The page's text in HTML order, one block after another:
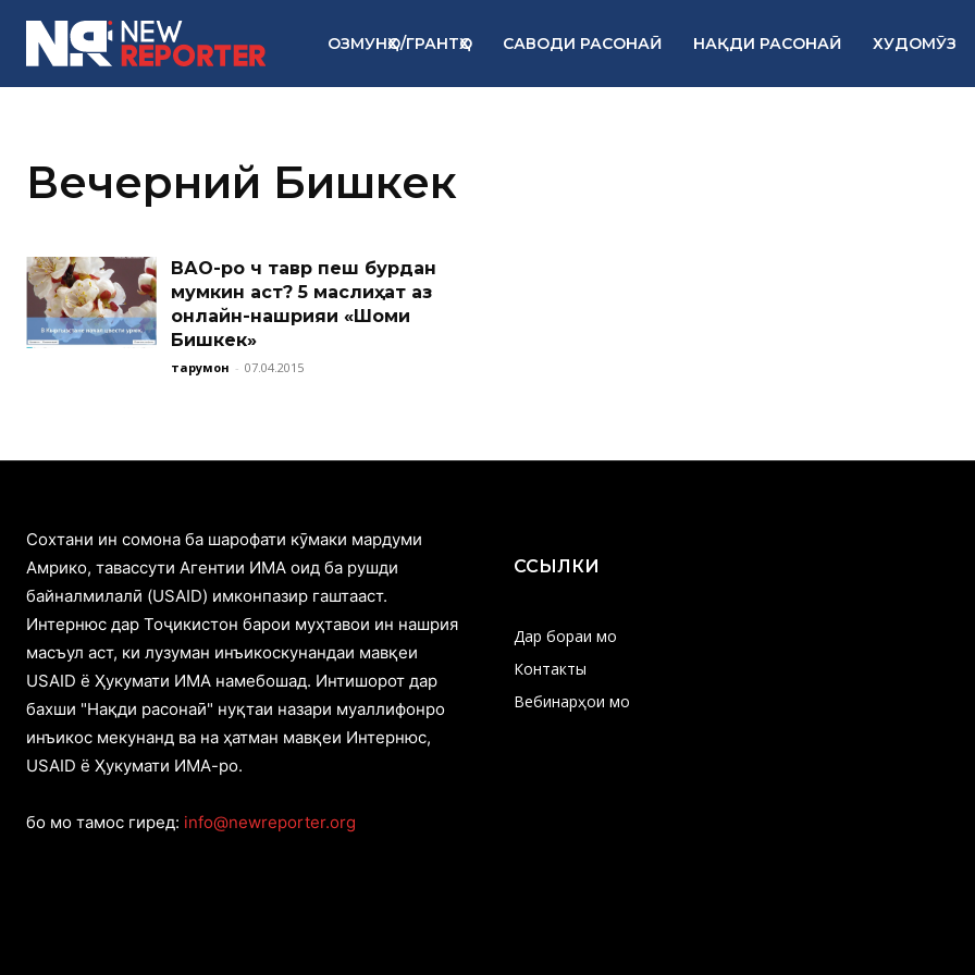
ОЗМУНҲО/ГРАНТҲО САВОДИ РАСОНАӢ НАҚДИ РАСОНАӢ ХУДОМӮЗ
Вечерний Бишкек
ВАО-ро чӣ тавр пеш бурдан
мумкин аст? 5 маслиҳат аз
онлайн-нашрияи «Шоми
Бишкек»
тарҷумон - 07.04.2015
Cохтани ин сомона ба шарофати кӯмаки мардуми
Амрико, тавассути Агентии ИМА оид ба рушди
байналмилалӣ (USAID) имконпазир гаштааст.
Интернюс дар Тоҷикистон барои муҳтавои ин нашрия
масъул аст, ки лузуман инъикоскунандаи мавқеи
USAID ё Ҳукумати ИМА намебошад. Интишорот дар
бахши "Нақди расонаӣ" нуқтаи назари муаллифонро
инъикос мекунанд ва на ҳатман мавқеи Интернюс,
USAID ё Ҳукумати ИМА-ро.
бо мо тамос гиред: info@newreporter.org
ССЫЛКИ
Дар бораи мо
Контакты
Вебинарҳои мо